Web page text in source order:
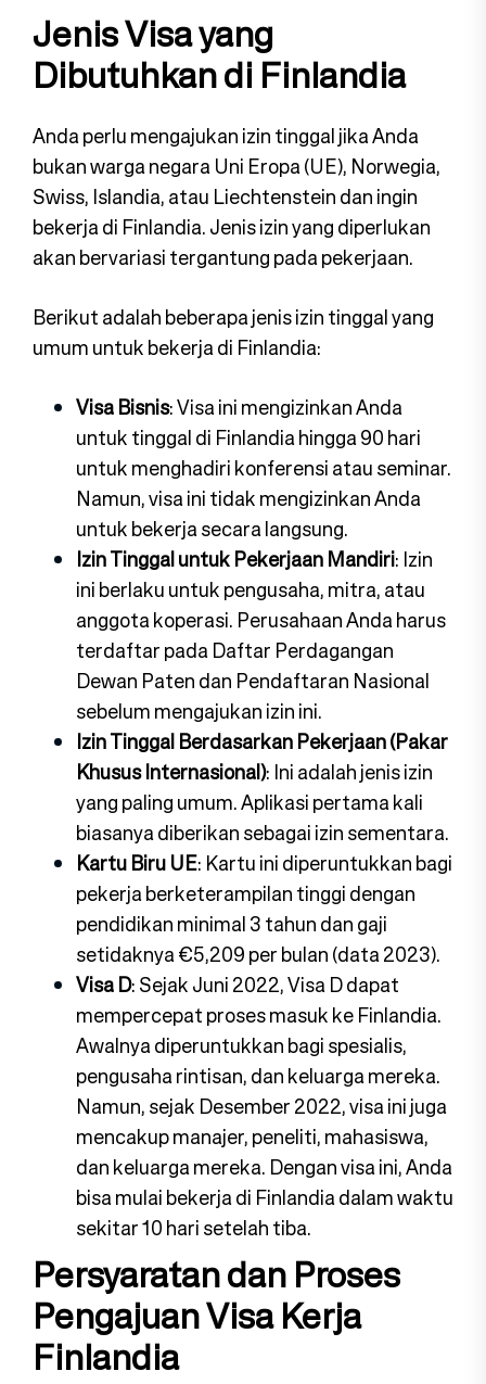
Jenis Visa yang
Dibutuhkan di Finlandia
Anda perlu mengajukan izin tinggal jika Anda
bukan warga negara Uni Eropa (UE), Norwegia,
Swiss, Islandia, atau Liechtenstein dan ingin
bekerja di Finlandia. Jenis izin yang diperlukan
akan bervariasi tergantung pada pekerjaan.
Berikut adalah beberapa jenis izin tinggal yang
umum untuk bekerja di Finlandia:
Visa Bisnis: Visa ini mengizinkan Anda
untuk tinggal di Finlandia hingga 90 hari
untuk menghadiri konferensi atau seminar.
Namun, visa ini tidak mengizinkan Anda
untuk bekerja secara langsung.
Izin Tinggal untuk Pekerjaan Mandiri: Izin
ini berlaku untuk pengusaha, mitra, atau
anggota koperasi. Perusahaan Anda harus
terdaftar pada Daftar Perdagangan
Dewan Paten dan Pendaftaran Nasional
sebelum mengajukan izin ini.
Izin Tinggal Berdasarkan Pekerjaan (Pakar
Khusus Internasional): Ini adalah jenis izin
yang paling umum. Aplikasi pertama kali
biasanya diberikan sebagai izin sementara.
Kartu Biru UE: Kartu ini diperuntukkan bagi
pekerja berketerampilan tinggi dengan
pendidikan minimal 3 tahun dan gaji
setidaknya €5,209 per bulan (data 2023).
Visa D: Sejak Juni 2022, Visa D dapat
mempercepat proses masuk ke Finlandia.
Awalnya diperuntukkan bagi spesialis,
pengusaha rintisan, dan keluarga mereka.
Namun, sejak Desember 2022, visa ini juga
mencakup manajer, peneliti, mahasiswa,
dan keluarga mereka. Dengan visa ini, Anda
bisa mulai bekerja di Finlandia dalam waktu
sekitar 10 hari setelah tiba.
Persyaratan dan Proses
Pengajuan Visa Kerja
Finlandia